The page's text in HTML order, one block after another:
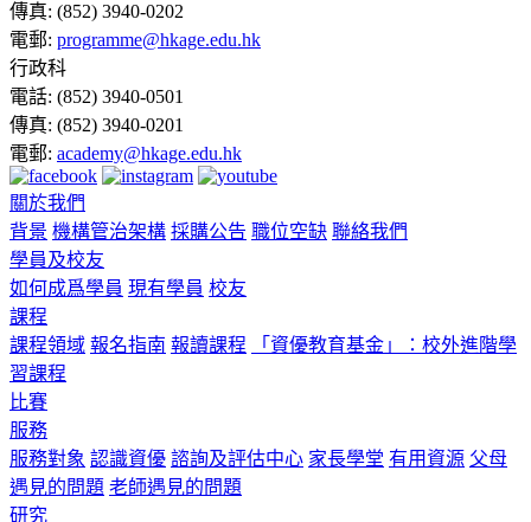
傳真: (852) 3940-0202
電郵: programme@hkage.edu.hk
行政科
電話: (852) 3940-0501
傳真: (852) 3940-0201
電郵: academy@hkage.edu.hk
關於我們
背景 機構管治架構 採購公告 職位空缺 聯絡我們
學員及校友
如何成爲學員 現有學員 校友
課程
課程領域 報名指南 報讀課程
「資優教育基金」：校外進階學
習課程
比賽
服務
服務對象 認識資優 諮詢及評估中心 家長學堂 有用資源 父母
遇見的問題 老師遇見的問題
研究